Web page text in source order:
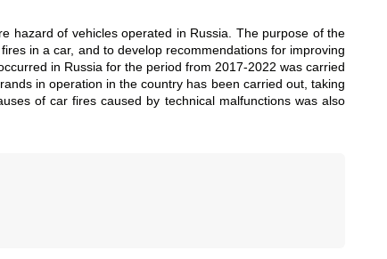
hazard of vehicles operated in Russia. The purpose of the
in a car, and to develop recommendations for improving
in Russia for the period from 2017-2022 was carried
in operation in the country has been carried out, taking
of car fires caused by technical malfunctions was also